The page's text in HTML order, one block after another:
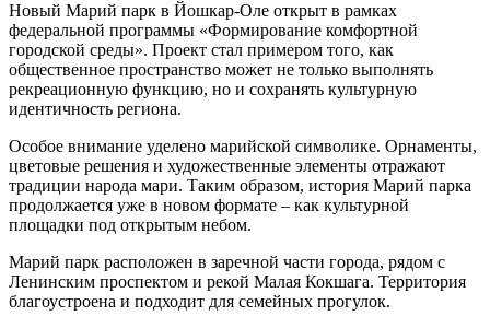
Новый Марий парк в Йошкар-Оле открыт в рамках
федеральной программы «Формирование комфортной
городской среды». Проект стал примером того, как
общественное пространство может не только выполнять
рекреационную функцию, но и сохранять культурную
идентичность региона.
Особое внимание уделено марийской символике. Орнаменты,
цветовые решения и художественные элементы отражают
традиции народа мари. Таким образом, история Марий парка
продолжается уже в новом формате – как культурной
площадки под открытым небом.
Марий парк расположен в заречной части города, рядом с
Ленинским проспектом и рекой Малая Кокшага. Территория
благоустроена и подходит для семейных прогулок.